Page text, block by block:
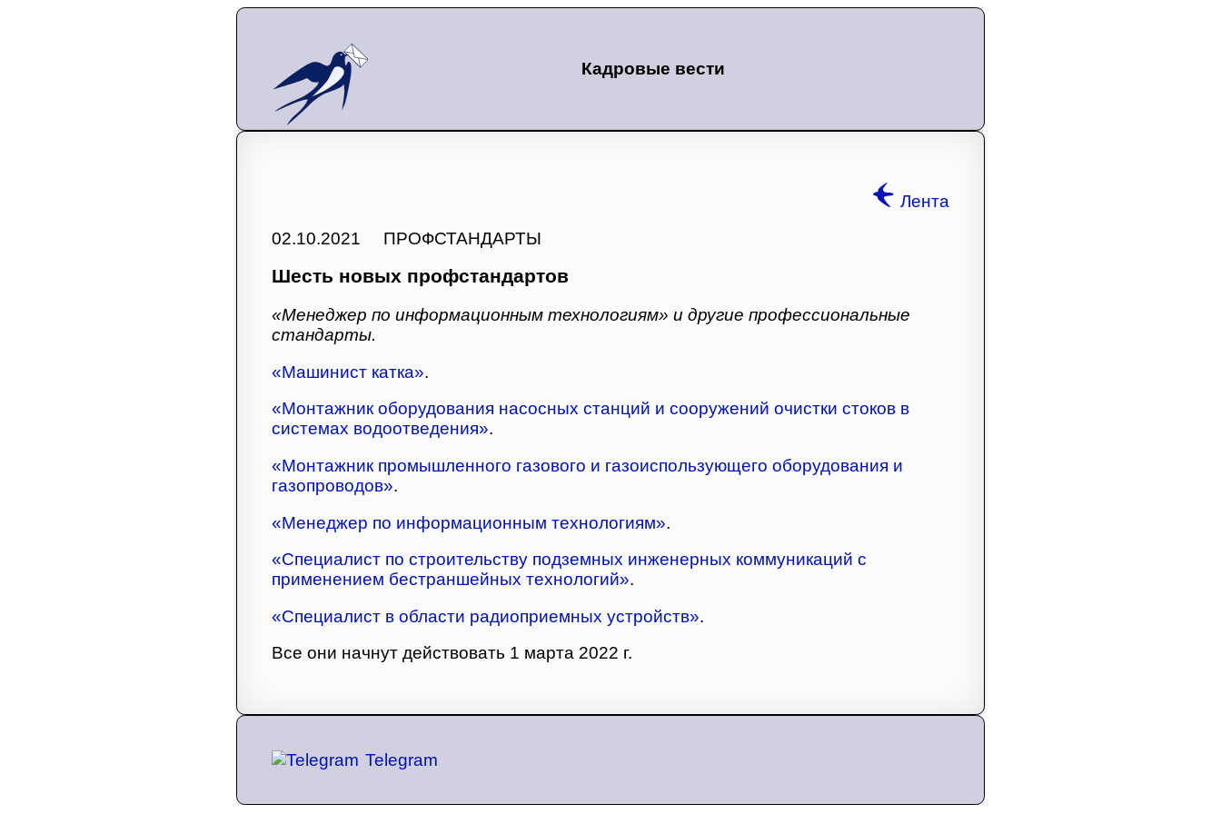
Кадровые вести
Лента
02.10.2021 ПРОФСТАНДАРТЫ
Шесть новых профстандартов
«Менеджер по информационным технологиям» и другие профессиональные
стандарты.
«Машинист катка».
«Монтажник оборудования насосных станций и сооружений очистки стоков в
системах водоотведения».
«Монтажник промышленного газового и газоиспользующего оборудования и
газопроводов».
«Менеджер по информационным технологиям».
«Специалист по строительству подземных инженерных коммуникаций с
применением бестраншейных технологий».
«Специалист в области радиоприемных устройств».
Все они начнут действовать 1 марта 2022 г.
Telegram